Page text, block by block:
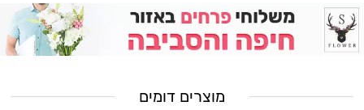
מוצרים דומים